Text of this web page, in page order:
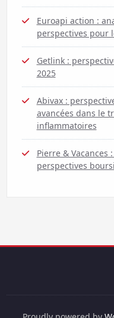
Euroapi action :
perspectives pour
Getlink :
2025
Abivax :
avancées dans le
inflammatoires
Pierre & Vacances
perspectives